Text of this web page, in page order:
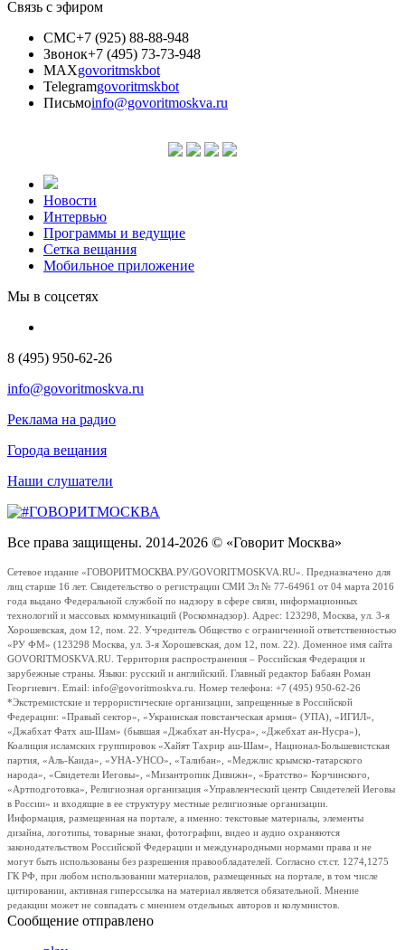
Связь с эфиром
СМС+7 (925) 88-88-948
Звонок+7 (495) 73-73-948
MAXgovoritmskbot
Telegramgovoritmskbot
Письмоinfo@govoritmoskva.ru
Новости
Интервью
Программы и ведущие
Сетка вещания
Мобильное приложение
Мы в соцсетях
8 (495) 950-62-26
info@govoritmoskva.ru
Реклама на радио
Города вещания
Наши слушатели
Все права защищены. 2014-2026 © «Говорит Москва»
Сетевое издание «ГОВОРИТМОСКВА.РУ/GOVORITMOSKVA.RU». Предназначено для
лиц старше 16 лет. Свидетельство о регистрации СМИ Эл № 77-64961 от 04 марта 2016
года выдано Федеральной службой по надзору в сфере связи, информационных
технологий и массовых коммуникаций (Роскомнадзор). Адрес: 123298, Москва, ул. 3-я
Хорошевская, дом 12, пом. 22. Учредитель Общество с ограниченной ответственностью
«РУ ФМ» (123298 Москва, ул. 3-я Хорошевская, дом 12, пом. 22). Доменное имя сайта
GOVORITMOSKVA.RU. Территория распространения – Российская Федерация и
зарубежные страны. Языки: русский и английский. Главный редактор Бабаян Роман
Георгиевич. Email: info@govoritmoskva.ru. Номер телефона: +7 (495) 950-62-26
*Экстремистские и террористические организации, запрещенные в Российской
Федерации: «Правый сектор», «Украинская повстанческая армия» (УПА), «ИГИЛ»,
«Джабхат Фатх аш-Шам» (бывшая «Джабхат ан-Нусра», «Джебхат ан-Нусра»),
Коалиция исламских группировок «Хайят Тахрир аш-Шам», Национал-Большевистская
партия, «Аль-Каида», «УНА-УНСО», «Талибан», «Меджлис крымско-татарского
народа», «Свидетели Иеговы», «Мизантропик Дивижн», «Братство» Корчинского,
«Артподготовка», Религиозная организация «Управленческий центр Свидетелей Иеговы
в России» и входящие в ее структуру местные религиозные организации.
Информация, размещенная на портале, а именно: текстовые материалы, элементы
дизайна, логотипы, товарные знаки, фотографии, видео и аудио охраняются
законодательством Российской Федерации и международными нормами права и не
могут быть использованы без разрешения правообладателей. Согласно ст.ст. 1274,1275
ГК РФ, при любом использовании материалов, размещенных на портале, в том числе
цитировании, активная гиперссылка на материал является обязательной. Мнение
редакции может не совпадать с мнением отдельных авторов и колумнистов.
Сообщение отправлено